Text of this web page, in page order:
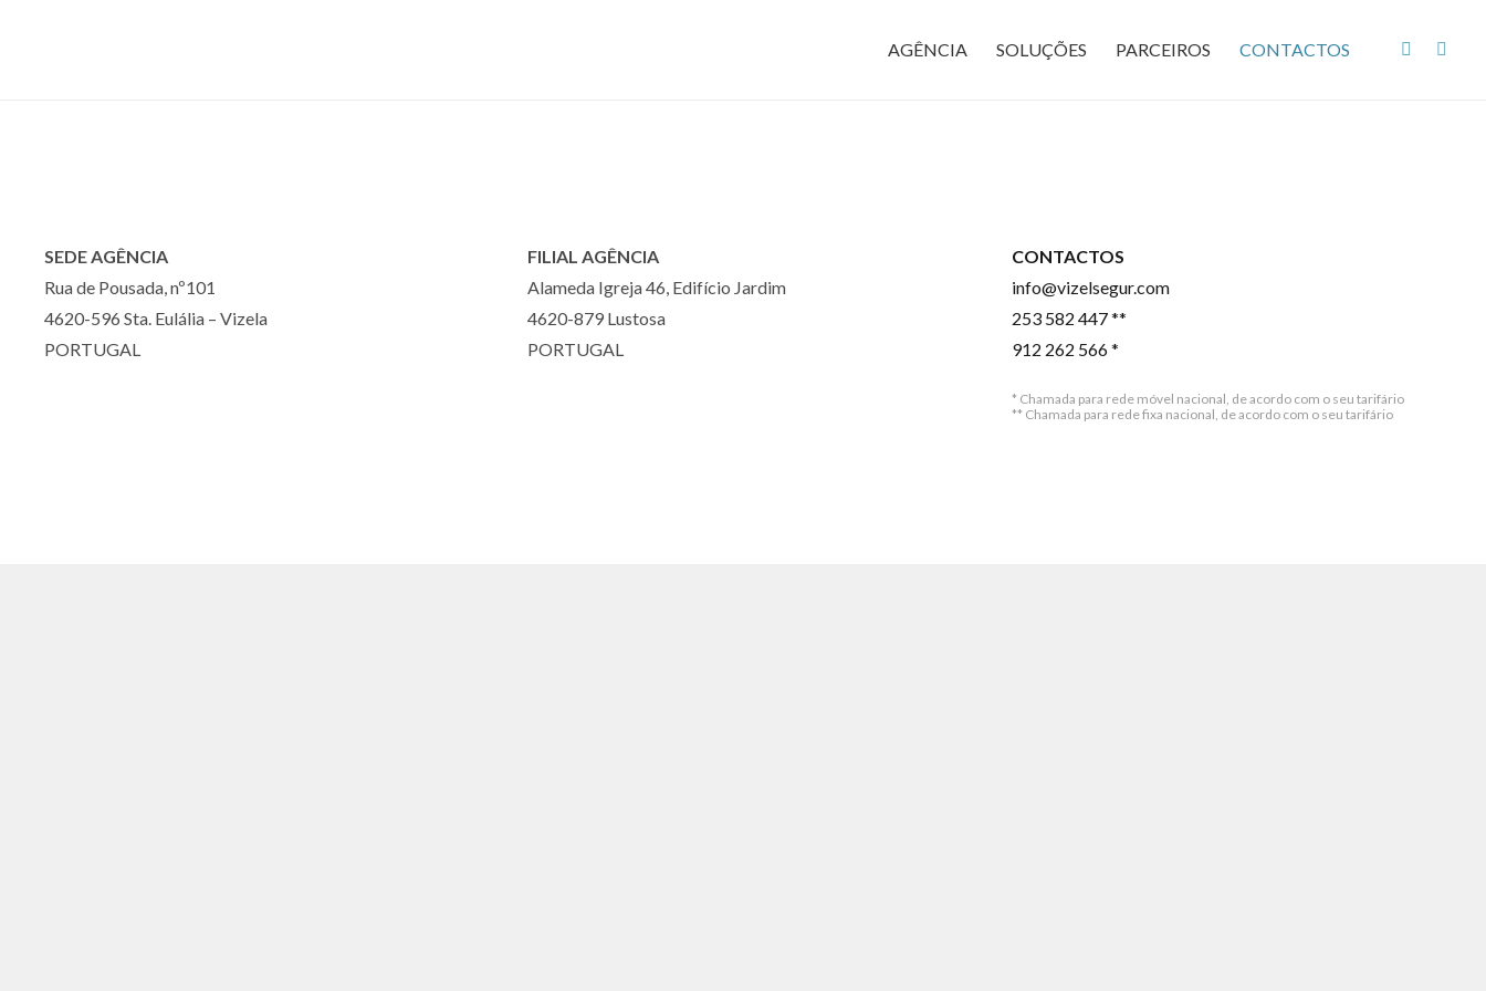
AGÊNCIA SOLUÇÕES PARCEIROS CONTACTOS
SEDE AGÊNCIA
Rua de Pousada, nº101
4620-596 Sta. Eulália – Vizela
PORTUGAL
FILIAL AGÊNCIA
Alameda Igreja 46, Edifício Jardim
4620-879 Lustosa
PORTUGAL
CONTACTOS
info@vizelsegur.com
253 582 447**
912 262 566*
* Chamada para rede móvel nacional, de acordo com o seu tarifário
** Chamada para rede fixa nacional, de acordo com o seu tarifário